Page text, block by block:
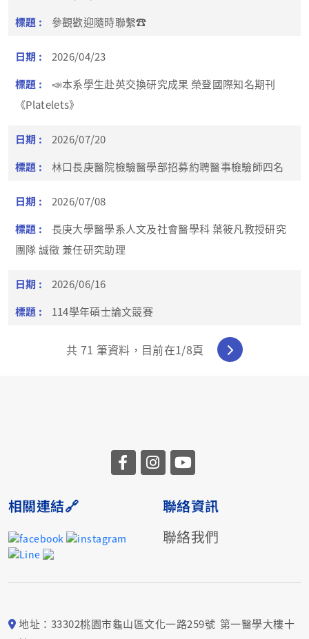
參觀歡迎隨時聯繫☎️
2026/04/23
📣本系學生赴英交換研究成果 榮登國際知名期刊
《Platelets》
2026/07/20
林口長庚醫院檢驗醫學部招募約聘醫事檢驗師四名
2026/07/08
長庚大學醫學系人文及社會醫學科 葉筱凡教授研究
團隊 誠徵 兼任研究助理
2026/06/16
114學年碩士論文競賽
共71 筆資料，目前在1/8頁
相關連結🔗
聯絡資訊
聯絡我們
地址：33302桃園市龜山區文化一路259號 第一醫學大樓十